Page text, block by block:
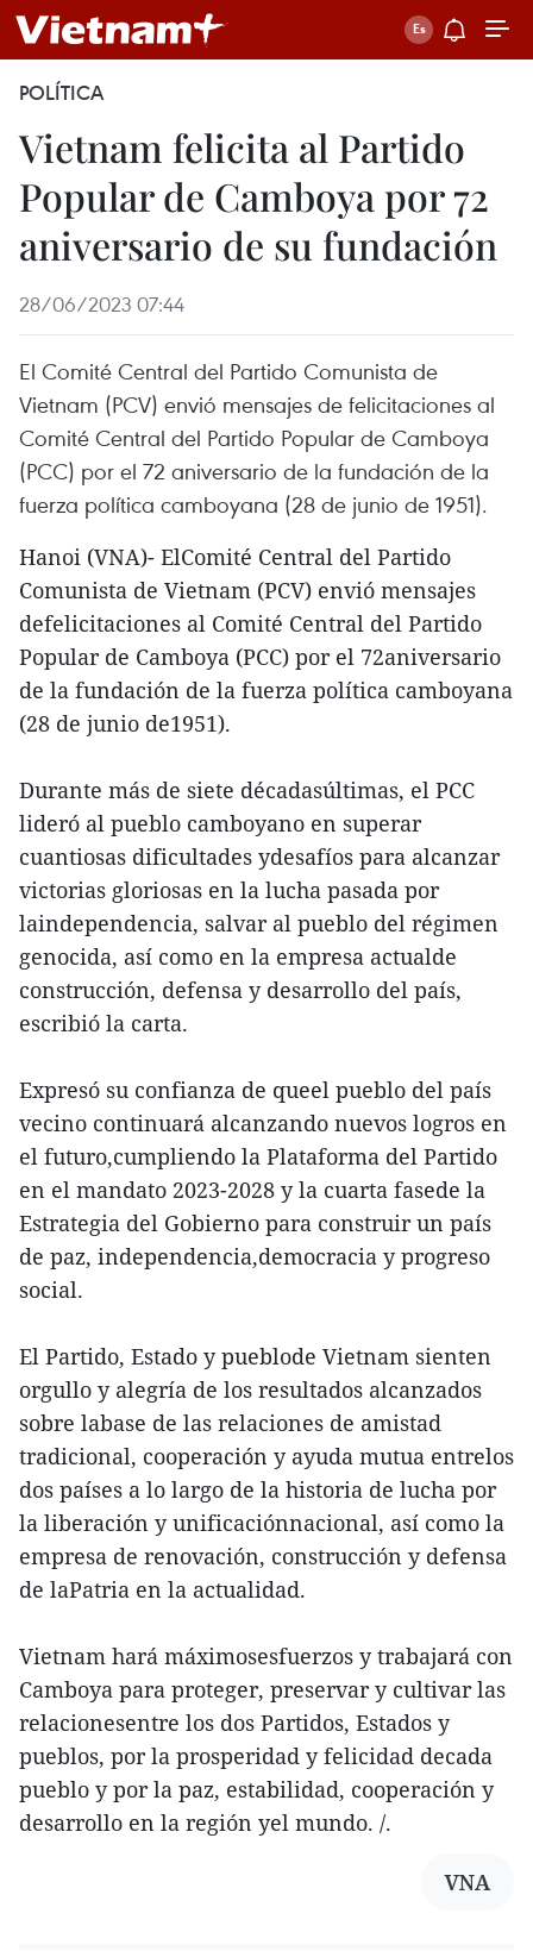
POLÍTICA
Vietnam felicita al Partido
Popular de Camboya por 72
aniversario de su fundación
28/06/2023 07:44
El Comité Central del Partido Comunista de
Vietnam (PCV) envió mensajes de felicitaciones al
Comité Central del Partido Popular de Camboya
(PCC) por el 72 aniversario de la fundación de la
fuerza política camboyana (28 de junio de 1951).
Hanoi (VNA)- ElComité Central del Partido
Comunista de Vietnam (PCV) envió mensajes
defelicitaciones al Comité Central del Partido
Popular de Camboya (PCC) por el 72aniversario
de la fundación de la fuerza política camboyana
(28 de junio de1951).
Durante más de siete décadasúltimas, el PCC
lideró al pueblo camboyano en superar
cuantiosas dificultades ydesafíos para alcanzar
victorias gloriosas en la lucha pasada por
laindependencia, salvar al pueblo del régimen
genocida, así como en la empresa actualde
construcción, defensa y desarrollo del país,
escribió la carta.
Expresó su confianza de queel pueblo del país
vecino continuará alcanzando nuevos logros en
el futuro,cumpliendo la Plataforma del Partido
en el mandato 2023-2028 y la cuarta fasede la
Estrategia del Gobierno para construir un país
de paz, independencia,democracia y progreso
social.
El Partido, Estado y pueblode Vietnam sienten
orgullo y alegría de los resultados alcanzados
sobre labase de las relaciones de amistad
tradicional, cooperación y ayuda mutua entrelos
dos países a lo largo de la historia de lucha por
la liberación y unificaciónnacional, así como la
empresa de renovación, construcción y defensa
de laPatria en la actualidad.
Vietnam hará máximosesfuerzos y trabajará con
Camboya para proteger, preservar y cultivar las
relacionesentre los dos Partidos, Estados y
pueblos, por la prosperidad y felicidad decada
pueblo y por la paz, estabilidad, cooperación y
desarrollo en la región yel mundo. /.
VNA